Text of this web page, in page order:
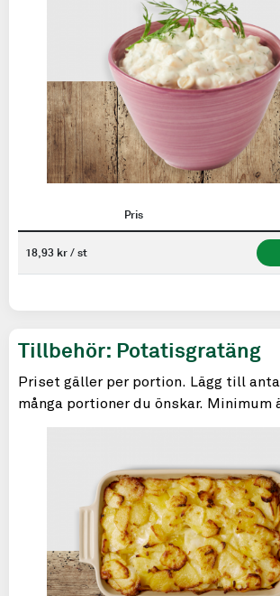
Pris
18,93 kr / st
Tillbehör: Potatisgratäng
Priset gäller per portion. Lägg till
många portioner du önskar. Minimum